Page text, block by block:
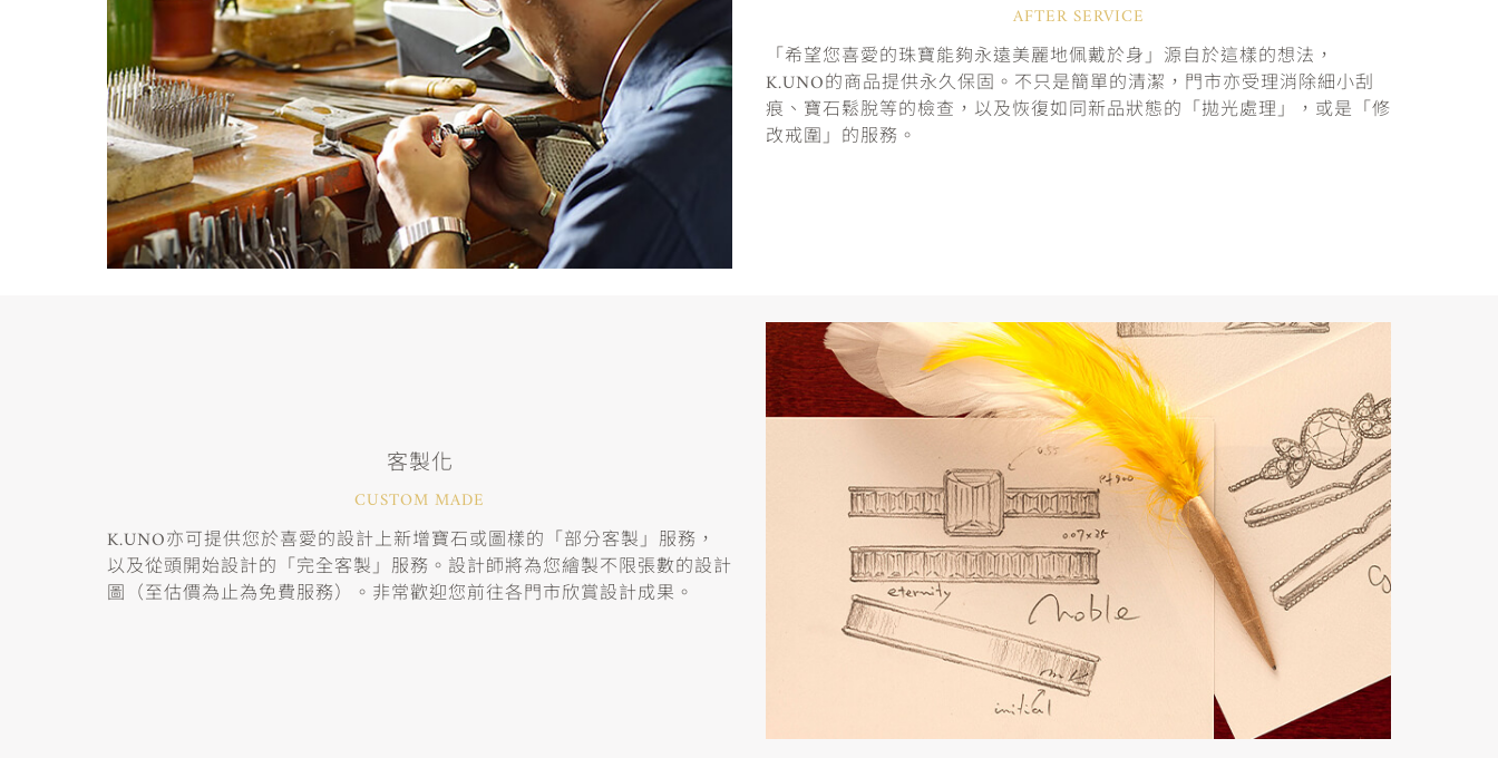
AFTER SERVICE
「希望您喜愛的珠寶能夠永遠美麗地佩戴於身」源自於這樣的想法，
K.UNO的商品提供永久保固。不只是簡單的清潔，門市亦受理消除細小刮
痕、寶石鬆脫等的檢查，以及恢復如同新品狀態的「拋光處理」，或是「修
改戒圍」的服務。
客製化
CUSTOM MADE
K.UNO亦可提供您於喜愛的設計上新增寶石或圖樣的「部分客製」服務，
以及從頭開始設計的「完全客製」服務。設計師將為您繪製不限張數的設計
圖（至估價為止為免費服務）。非常歡迎您前往各門市欣賞設計成果。